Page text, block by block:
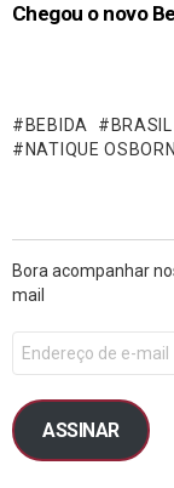
Chegou o novo
BEBIDA BRASIL
NATIQUE
Bora acompanhar
mail
ASSINAR